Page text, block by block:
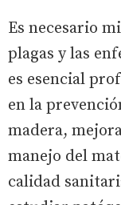
Es necesario
plagas y las
es esencial
en la
madera,
manejo del
calidad